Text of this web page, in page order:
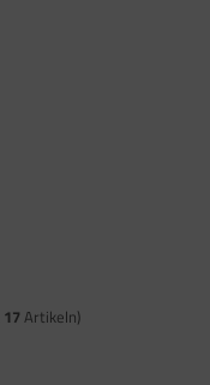
17 Artikeln)